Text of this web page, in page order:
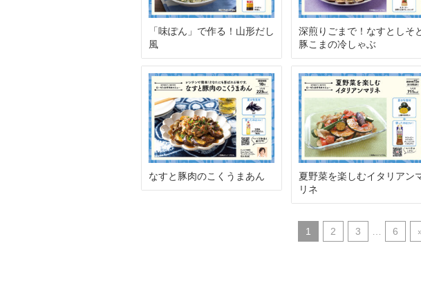
深煎りごまで！なすとしそ
豚こまの冷しゃぶ
「味ぽん」で作る！山形だし
風
夏野菜を楽しむイタリアン
リネ
なすと豚肉のこくうまあん
1 2 3 6